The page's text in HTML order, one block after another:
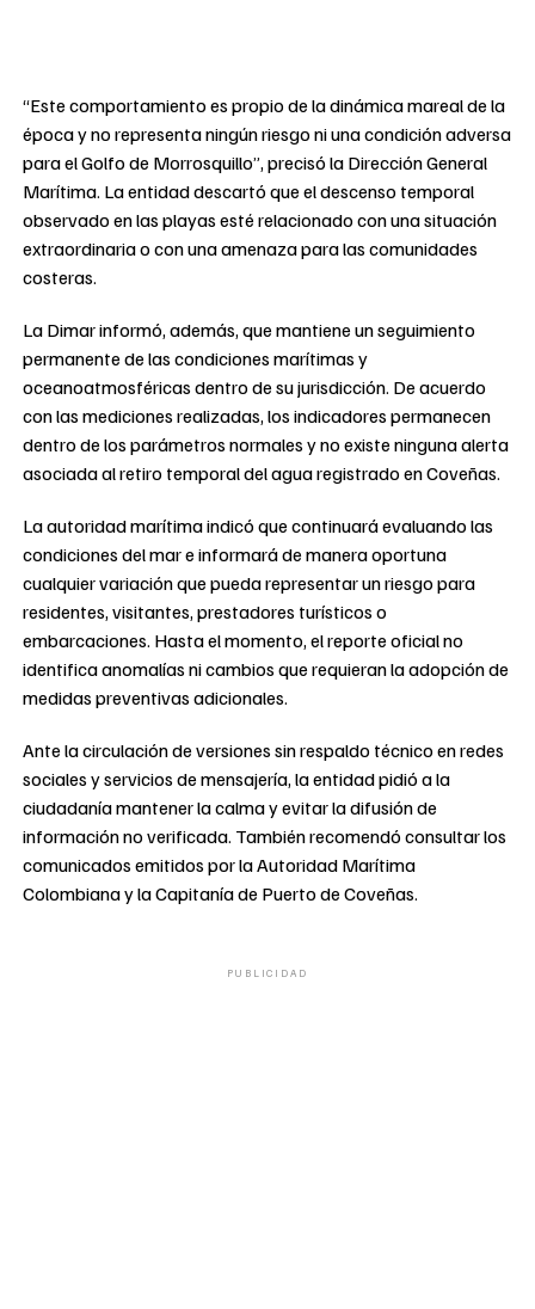
“Este comportamiento es propio de la dinámica mareal de la
época y no representa ningún riesgo ni una condición adversa
para el Golfo de Morrosquillo”, precisó la Dirección General
Marítima. La entidad descartó que el descenso temporal
observado en las playas esté relacionado con una situación
extraordinaria o con una amenaza para las comunidades
costeras.
La Dimar informó, además, que mantiene un seguimiento
permanente de las condiciones marítimas y
oceanoatmosféricas dentro de su jurisdicción. De acuerdo
con las mediciones realizadas, los indicadores permanecen
dentro de los parámetros normales y no existe ninguna alerta
asociada al retiro temporal del agua registrado en Coveñas.
La autoridad marítima indicó que continuará evaluando las
condiciones del mar e informará de manera oportuna
cualquier variación que pueda representar un riesgo para
residentes, visitantes, prestadores turísticos o
embarcaciones. Hasta el momento, el reporte oficial no
identifica anomalías ni cambios que requieran la adopción de
medidas preventivas adicionales.
Ante la circulación de versiones sin respaldo técnico en redes
sociales y servicios de mensajería, la entidad pidió a la
ciudadanía mantener la calma y evitar la difusión de
información no verificada. También recomendó consultar los
comunicados emitidos por la Autoridad Marítima
Colombiana y la Capitanía de Puerto de Coveñas.
PUBLICIDAD